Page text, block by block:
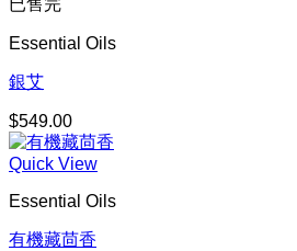
已售完
Essential Oils
銀艾
$549.00
Quick View
Essential Oils
有機藏茴香